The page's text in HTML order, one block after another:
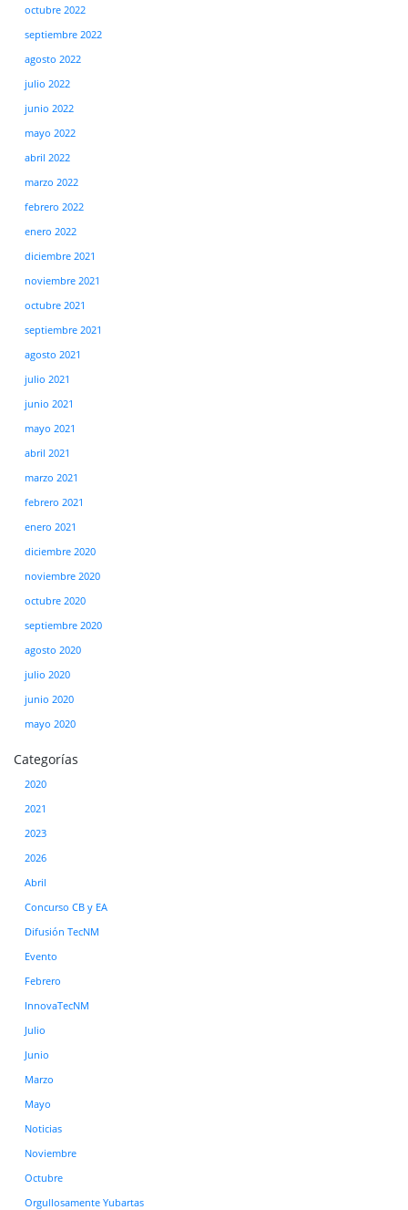
octubre 2022
septiembre 2022
agosto 2022
julio 2022
junio 2022
mayo 2022
abril 2022
marzo 2022
febrero 2022
enero 2022
diciembre 2021
noviembre 2021
octubre 2021
septiembre 2021
agosto 2021
julio 2021
junio 2021
mayo 2021
abril 2021
marzo 2021
febrero 2021
enero 2021
diciembre 2020
noviembre 2020
octubre 2020
septiembre 2020
agosto 2020
julio 2020
junio 2020
mayo 2020
Categorías
2020
2021
2023
2026
Abril
Concurso CB y EA
Difusión TecNM
Evento
Febrero
InnovaTecNM
Julio
Junio
Marzo
Mayo
Noticias
Noviembre
Octubre
Orgullosamente Yubartas